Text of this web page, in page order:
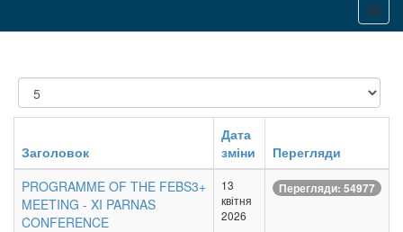
Показувати
Заголовок
Дата
зміни
Перегляди
PROGRAMME OF THE FEBS3+
MEETING - XI PARNAS
CONFERENCE
13
квітня
2026
Перегляди: 54977